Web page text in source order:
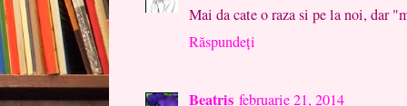
Mai da cate o raza si pe la noi, dar
Răspundeți
Beatris februarie 21, 2014